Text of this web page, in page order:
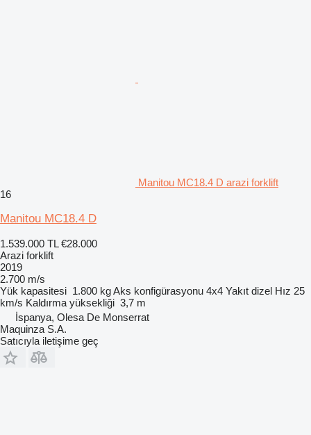
Manitou MC18.4 D arazi forklift
16
Manitou MC18.4 D
1.539.000 TL €28.000
Arazi forklift
2019
2.700 m/s
Yük kapasitesi 1.800 kgAks konfigürasyonu 4x4 Yakıt dizel Hız 25
km/s Kaldırma yüksekliği 3,7 m
İspanya, Olesa De Monserrat
Maquinza S.A.
Satıcıyla iletişime geç